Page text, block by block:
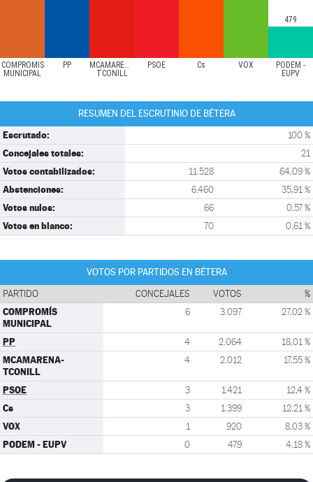
COMPROMÍS
MUNICIPAL
PP
MCAMARENA-
TCONILL
PSOE Cs VOX
PODEM -
EUPV
479
RESUMEN DEL ESCRUTINIO DE BÉTERA
Escrutado: 100 %
Concejales totales: 21
Votos contabilizados: 11.528 64,09 %
Abstenciones: 6.460 35,91 %
Votos nulos: 66 0,57 %
Votos en blanco: 70 0,61 %
VOTOS POR PARTIDOS EN BÉTERA
PARTIDO CONCEJALES VOTOS %
COMPROMÍS
MUNICIPAL
6 3.097 27,02 %
PP 4 2.064 18,01 %
MCAMARENA-
TCONILL
4 2.012 17,55 %
PSOE 3 1.421 12,4 %
Cs 3 1.399 12,21 %
VOX 1 920 8,03 %
PODEM - EUPV 0 479 4,18 %